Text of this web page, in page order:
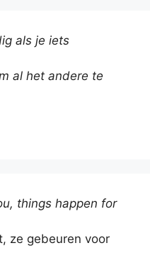
als je iets
al het andere te
things happen for
ze gebeuren voor